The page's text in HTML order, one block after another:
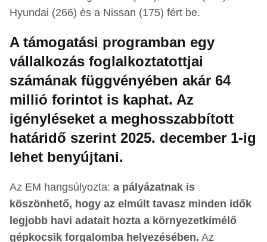
Hyundai (266) és a Nissan (175) fért be.
A támogatási programban egy
vállalkozás foglalkoztatottjai
számának függvényében akár 64
millió forintot is kaphat. Az
igényléseket a meghosszabbított
határidő szerint 2025. december 1-ig
lehet benyújtani.
Az EM hangsúlyozta: a pályázatnak is
köszönhető, hogy az elmúlt tavasz minden idők
legjobb havi adatait hozta a környezetkímélő
gépkocsik forgalomba helyezésében. Az